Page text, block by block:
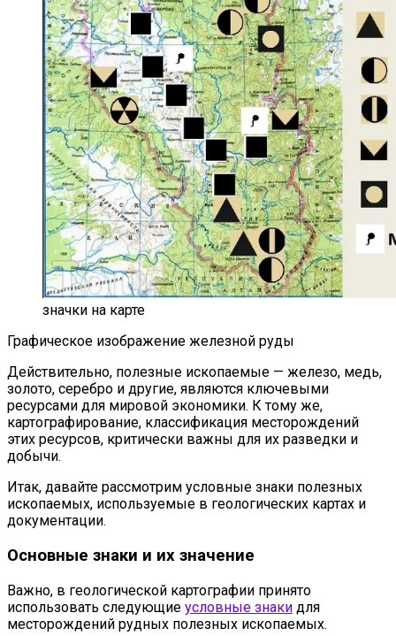
значки на карте
Графическое изображение железной руды
Действительно, полезные ископаемые — железо, медь,
золото, серебро и другие, являются ключевыми
ресурсами для мировой экономики. К тому же,
картографирование, классификация месторождений
этих ресурсов, критически важны для их разведки и
добычи.
Итак, давайте рассмотрим условные знаки полезных
ископаемых, используемые в геологических картах и
документации.
Основные знаки и их значение
Важно, в геологической картографии принято
использовать следующие условные знаки для
месторождений рудных полезных ископаемых.